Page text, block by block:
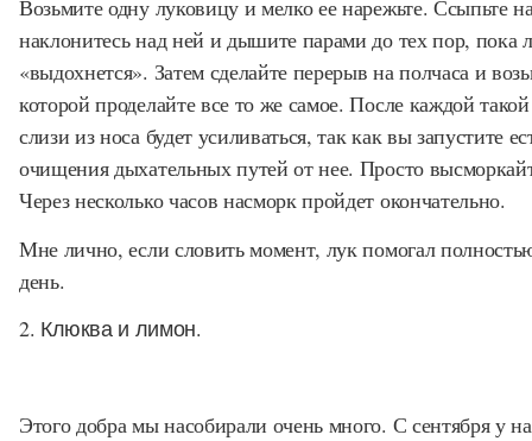
Возьмите одну луковицу и мелко ее нарежьте. Ссыпьте
наклонитесь над ней и дышите парами до тех пор, пока
«выдохнется». Затем сделайте перерыв на полчаса и
которой проделайте все то же самое. После каждой
слизи из носа будет усиливаться, так как вы запустите
очищения дыхательных путей от нее. Просто
Через несколько часов насморк пройдет окончательно.
Мне лично, если словить момент, лук помогал
день.
2. Клюква и лимон.
Этого добра мы насобирали очень много. С сентября у